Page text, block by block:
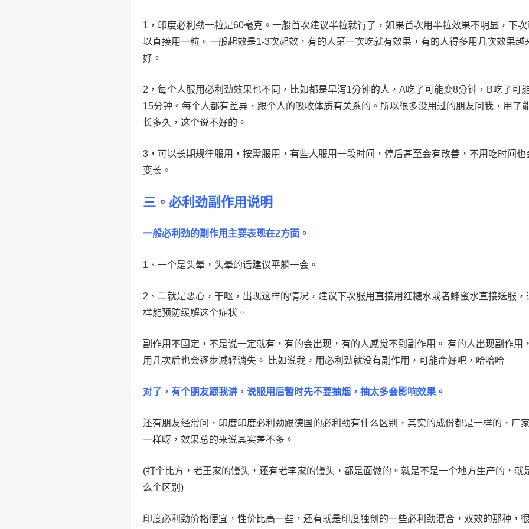
1，印度必利劲一粒是60毫克。一般首次建议半粒就行了，如果首次用半粒效果不明显，下次
以直接用一粒。一般起效是1-3次起效，有的人第一次吃就有效果，有的人得多用几次效果越
好。
2，每个人服用必利劲效果也不同，比如都是早泻1分钟的人，A吃了可能变8分钟，B吃了可
15分钟。每个人都有差异，跟个人的吸收体质有关系的。所以很多没用过的朋友问我，用了
长多久，这个说不好的。
3，可以长期规律服用，按需服用，有些人服用一段时间，停后甚至会有改善，不用吃时间也
变长。
三。必利劲副作用说明
一般必利劲的副作用主要表现在2方面。
1、一个是头晕，头晕的话建议平躺一会。
2、二就是恶心，干呕，出现这样的情况，建议下次服用直接用红糖水或者蜂蜜水直接送服，
样能预防缓解这个症状。
副作用不固定，不是说一定就有，有的会出现，有的人感觉不到副作用。 有的人出现副作用
用几次后也会逐步减轻消失。 比如说我，用必利劲就没有副作用，可能命好吧，哈哈哈
对了，有个朋友跟我讲，说服用后暂时先不要抽烟，抽太多会影响效果。
还有朋友经常问，印度印度必利劲跟德国的必利劲有什么区别，其实的成份都是一样的，厂
一样呀，效果总的来说其实差不多。
(打个比方，老王家的馒头，还有老李家的馒头，都是面做的。就是不是一个地方生产的，就
么个区别)
印度必利劲价格便宜，性价比高一些，还有就是印度独创的一些必利劲混合，双效的那种，